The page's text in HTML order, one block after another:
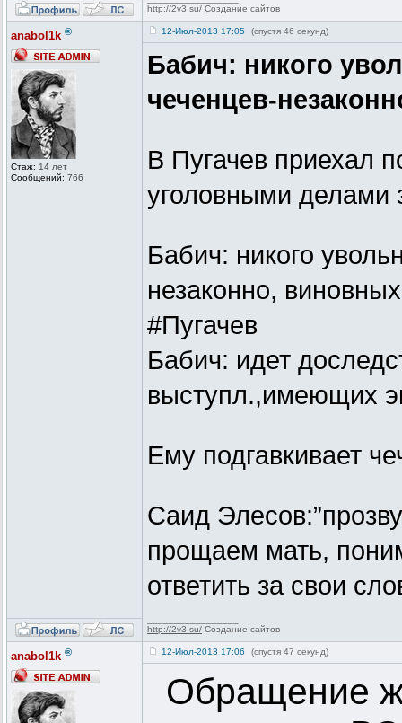
http://2v3.su/ Создание сайтов
anabol1k ®
Стаж: 14 лет
Сообщений: 766
12-Июл-2013 17:05 (спустя 46 секунд)
Бабич: никого
чеченцев-
В Пугачев приехал
уголовными делами
Бабич: никого
незаконно,
#Пугачев
Бабич: идет
выступл.,имеющих
Ему подгавкивает
Саид
прощаем мать,
ответить за свои
http://2v3.su/ Создание сайтов
anabol1k ® 12-Июл-2013 17:06 (спустя 47 секунд)
Обращение